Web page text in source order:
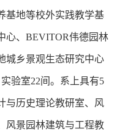
基地等校外实践教学基
心、BEVITOR伟德园林
城乡景观生态研究中心
验室22间。系上具有5
与历史理论教研室、风
风景园林建筑与工程教